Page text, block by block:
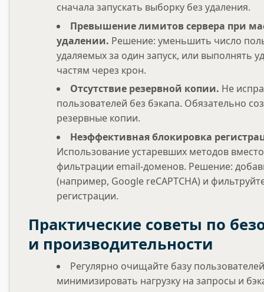
сначала запускать выборку без удаления.
Превышение лимитов сервера при
удалении. Решение: уменьшить число
удаляемых за один запуск, или выполнять
частям через крон.
Отсутствие резервной копии. Не
пользователей без бэкапа. Обязательно
резервные копии.
Неэффективная блокировка
Использование устаревших методов
фильтрации email-доменов. Решение:
(например, Google reCAPTCHA) и
регистрации.
Практические советы по
и производительности
Регулярно очищайте базу
минимизировать нагрузку на запросы и